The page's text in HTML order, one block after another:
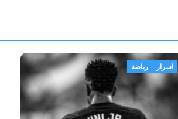
قانون تشريع و ادارة